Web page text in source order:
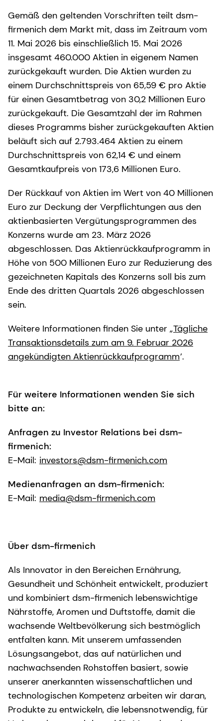
Gemäß den geltenden Vorschriften teilt dsm-
firmenich dem Markt mit, dass im Zeitraum vom
11. Mai 2026 bis einschließlich 15. Mai 2026
insgesamt 460.000 Aktien in eigenem Namen
zurückgekauft wurden. Die Aktien wurden zu
einem Durchschnittspreis von 65,59 € pro Aktie
für einen Gesamtbetrag von 30,2 Millionen Euro
zurückgekauft. Die Gesamtzahl der im Rahmen
dieses Programms bisher zurückgekauften Aktien
beläuft sich auf 2.793.464 Aktien zu einem
Durchschnittspreis von 62,14 € und einem
Gesamtkaufpreis von 173,6 Millionen Euro.
Der Rückkauf von Aktien im Wert von 40 Millionen
Euro zur Deckung der Verpflichtungen aus den
aktienbasierten Vergütungsprogrammen des
Konzerns wurde am 23. März 2026
abgeschlossen. Das Aktienrückkaufprogramm in
Höhe von 500 Millionen Euro zur Reduzierung des
gezeichneten Kapitals des Konzerns soll bis zum
Ende des dritten Quartals 2026 abgeschlossen
sein.
Weitere Informationen finden Sie unter „Tägliche
Transaktionsdetails zum am 9. Februar 2026
angekündigten Aktienrückkaufprogramm’.
Für weitere Informationen wenden Sie sich
bitte an:
Anfragen zu Investor Relations bei dsm-
firmenich:
E-Mail: investors@dsm-firmenich.com
Medienanfragen an dsm-firmenich:
E-Mail: media@dsm-firmenich.com
Über dsm-firmenich
Als Innovator in den Bereichen Ernährung,
Gesundheit und Schönheit entwickelt, produziert
und kombiniert dsm-firmenich lebenswichtige
Nährstoffe, Aromen und Duftstoffe, damit die
wachsende Weltbevölkerung sich bestmöglich
entfalten kann. Mit unserem umfassenden
Lösungsangebot, das auf natürlichen und
nachwachsenden Rohstoffen basiert, sowie
unserer anerkannten wissenschaftlichen und
technologischen Kompetenz arbeiten wir daran,
Produkte zu entwickeln, die lebensnotwendig, für